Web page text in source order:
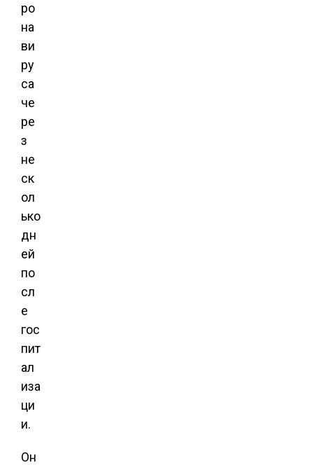
ро
на
ви
ру
са
че
ре
з
не
ск
ол
ько
дн
ей
по
сл
е
гос
пит
ал
иза
ци
и.
Он